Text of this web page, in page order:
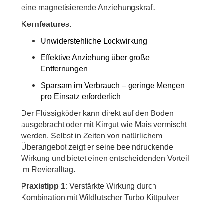
eine magnetisierende Anziehungskraft.
Kernfeatures:
Unwiderstehliche Lockwirkung
Effektive Anziehung über große
Entfernungen
Sparsam im Verbrauch – geringe Mengen
pro Einsatz erforderlich
Der Flüssigköder kann direkt auf den Boden
ausgebracht oder mit Kirrgut wie Mais vermischt
werden. Selbst in Zeiten von natürlichem
Überangebot zeigt er seine beeindruckende
Wirkung und bietet einen entscheidenden Vorteil
im Revieralltag.
Praxistipp 1:Verstärkte Wirkung durch
Kombination mit Wildlutscher Turbo Kittpulver